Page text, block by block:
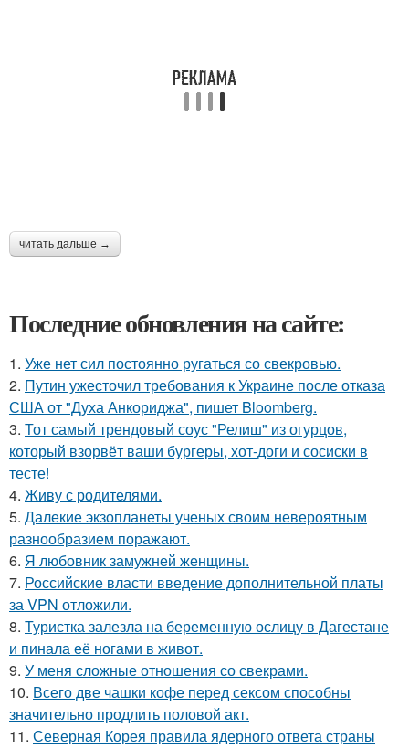
читать дальше →
Последние обновления на сайте:
1. Уже нет сил постоянно ругаться со свекровью.
2. Путин ужесточил требования к Украине после отказа
США от "Духа Анкориджа", пишет Bloomberg.
3. Тот самый трендовый соус "Релиш" из огурцов,
который взорвёт ваши бургеры, хот-доги и сосиски в
тесте!
4. Живу с родителями.
5. Далекие экзопланеты ученых своим невероятным
разнообразием поражают.
6. Я любовник замужней женщины.
7. Российские власти введение дополнительной платы
за VPN отложили.
8. Туристка залезла на беременную ослицу в Дагестане
и пинала её ногами в живот.
9. У меня сложные отношения со свекрами.
10. Всего две чашки кофе перед сексом способны
значительно продлить половой акт.
11. Северная Корея правила ядерного ответа страны